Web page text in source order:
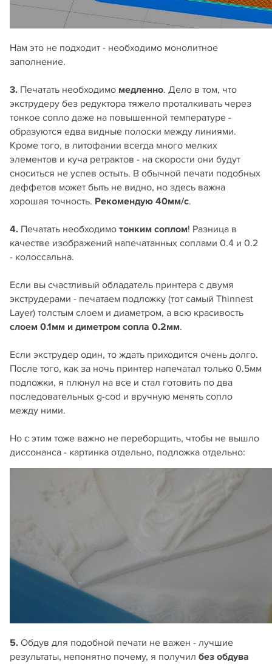
Нам это не подходит - необходимо монолитное
заполнение.
3. Печатать необходимо медленно. Дело в том, что
экструдеру без редуктора тяжело проталкивать через
тонкое сопло даже на повышенной температуре -
образуются едва видные полоски между линиями.
Кроме того, в литофании всегда много мелких
элементов и куча ретрактов - на скорости они будут
сноситься не успев остыть. В обычной печати подобных
деффетов может быть не видно, но здесь важна
хорошая точность. Рекомендую 40мм/c.
4. Печатать необходимо тонким соплом! Разница в
качестве изображений напечатанных соплами 0.4 и 0.2
- колоссальна.
Если вы счастливый обладатель принтера с двумя
экструдерами - печатаем подложку (тот самый Thinnest
Layer) толстым слоем и диаметром, а всю красивость
слоем 0.1мм и диметром сопла 0.2мм.
Если экструдер один, то ждать приходится очень долго.
После того, как за ночь принтер напечатал только 0.5мм
подложки, я плюнул на все и стал готовить по два
последовательных g-cod и вручную менять сопло
между ними.
Но с этим тоже важно не переборщить, чтобы не вышло
диссонанса - картинка отдельно, подложка отдельно:
5. Обдув для подобной печати не важен - лучшие
результаты, непонятно почему, я получил без обдува